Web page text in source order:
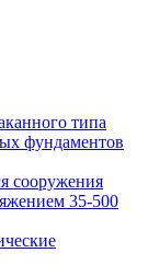
типа
фундаментов
сооружения
35-500